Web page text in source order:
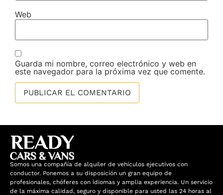
Web
Guarda mi nombre, correo electrónico y web en
este navegador para la próxima vez que comente.
Somos una compañía de alquiler de vehículos ejecutivos con
conductor. Ponemos a su disposición un gran equipo de
profesionales, chóferes con idiomas y amplia experiencia. Un servicio
de la máxima calidad, seguro y disponible para usted las 24 horas al